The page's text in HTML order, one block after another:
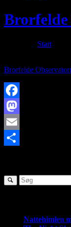
Start
Brorfelde
Facebook
Mastodon
Email
Nattehimlen